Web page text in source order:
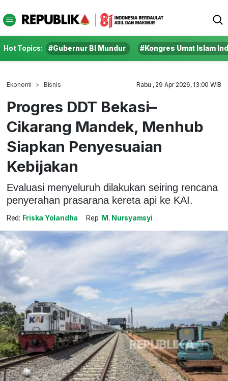
Hot Topics: #Gubernur BI Mundur #Kongres Umat Islam
Ekonomi Bisnis Rabu , 29 Apr 2026, 13:00 WIB
Progres DDT Bekasi–
Cikarang Mandek, Menhub
Siapkan Penyesuaian
Kebijakan
Evaluasi menyeluruh dilakukan seiring rencana
penyerahan prasarana kereta api ke KAI.
Red: Friska Yolandha Rep: M. Nursyamsyi